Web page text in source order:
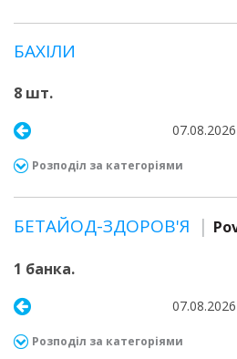
БАХІЛИ
8 шт.
07.08.2026
Розподіл за категоріями
БЕТАЙОД-ЗДОРОВ'Я
1 банка.
07.08.2026
Розподіл за категоріями